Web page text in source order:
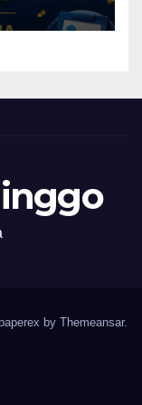
by Themeansar.